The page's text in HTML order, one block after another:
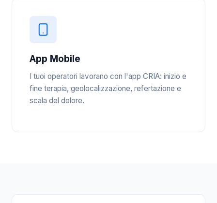
App Mobile
I tuoi operatori lavorano con l'app CRIA: inizio e
fine terapia, geolocalizzazione, refertazione e
scala del dolore.